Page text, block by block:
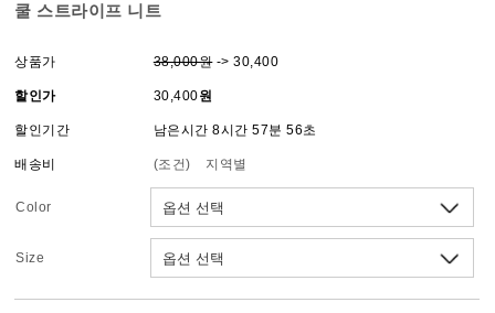
쿨 스트라이프 니트
상품가 38,000원-> 30,400
할인가 30,400원
할인기간 남은시간 8시간 57분 56초
배송비 (조건) 지역별
Color
Size